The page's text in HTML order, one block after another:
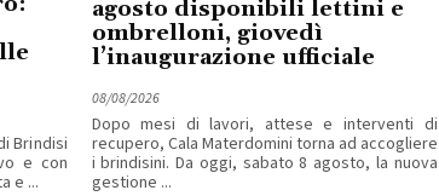
Brindisi
e con
e ...
agosto disponibili lettini e
ombrelloni, giovedì
l’inaugurazione ufficiale
08/08/2026
Dopo mesi di lavori, attese e interventi di
recupero, Cala Materdomini torna ad accogliere
i brindisini. Da oggi, sabato 8 agosto, la nuova
gestione ...